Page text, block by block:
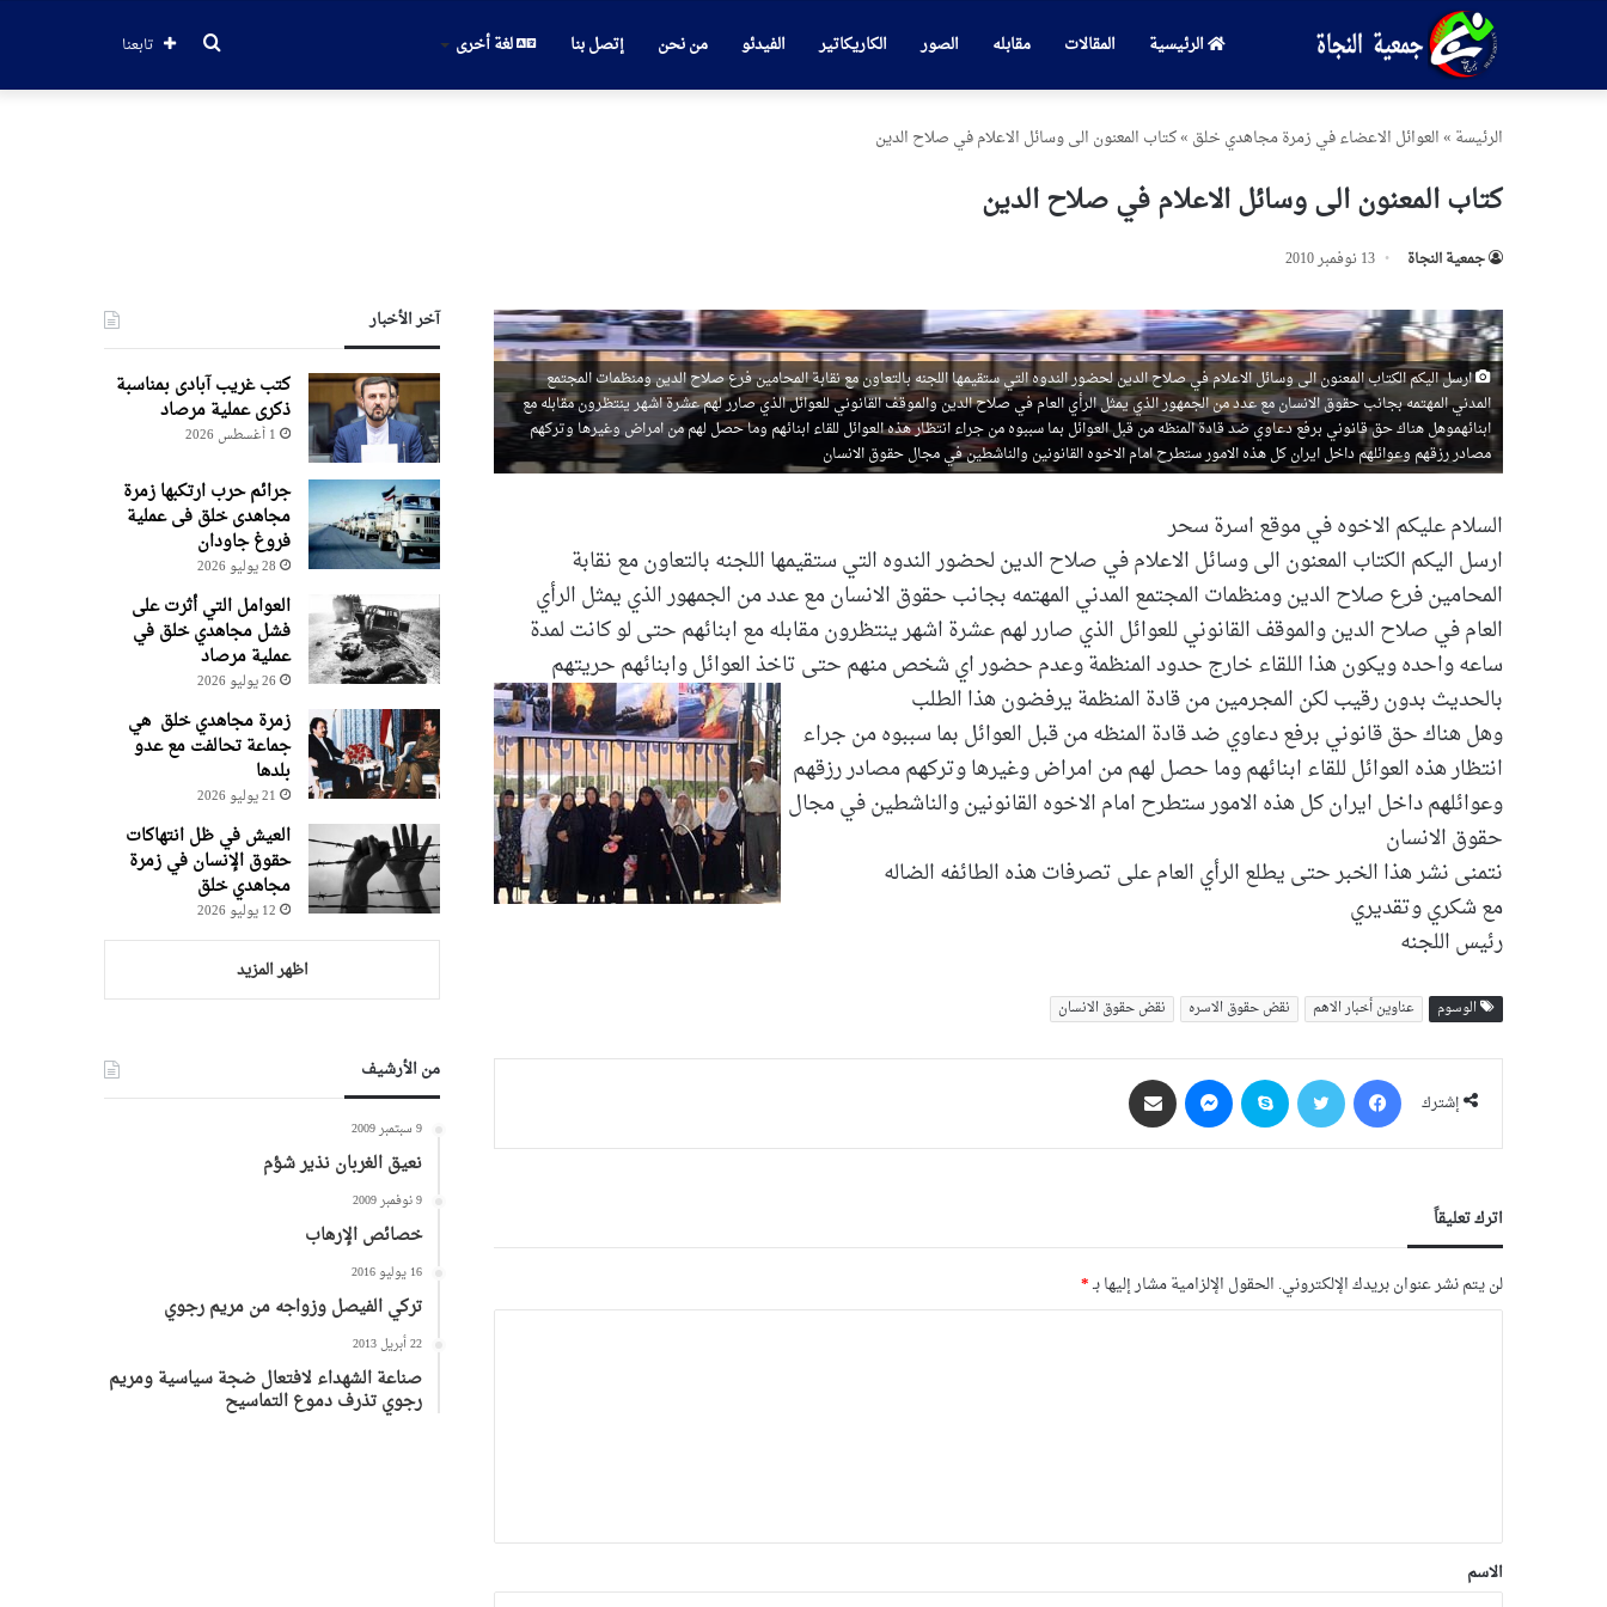
الرئيسية المقالات مقابله الصور الكاريكاتير الفيدئو من نحن إتصل بنا لغة أخرى تابعنا بحث
الرئیسة »العوائل الاعضاء في زمرة مجاهدي خلق »كتاب المعنون الى وسائل الاعلام في صلاح الدين
كتاب المعنون الى وسائل الاعلام في صلاح الدين
جمعیة النجاة 13 نوفمبر 2010
ارسل اليكم الكتاب المعنون الى وسائل الاعلام في صلاح الدين لحضور الندوه التي ستقيمها اللجنه بالتعاون مع نقابة المحامين فرع صلاح الدين ومنظمات المجتمع
المدني المهتمه بجانب حقوق الانسان مع عدد من الجمهور الذي يمثل الرأي العام في صلاح الدين والموقف القانوني للعوائل الذي صارر لهم عشرة اشهر ينتظرون مقابله مع
ابنائهموهل هناك حق قانوني برفع دعاوي ضد قادة المنظه من قبل العوائل بما سببوه من جراء انتظار هذه العوائل للقاء ابنائهم وما حصل لهم من امراض وغيرها وتركهم
مصادر رزقهم وعوائلهم داخل ايران كل هذه الامور ستطرح امام الاخوه القانونين والناشطين في مجال حقوق الانسان
السلام عليكم الاخوه في موقع اسرة سحر
ارسل اليكم الكتاب المعنون الى وسائل الاعلام في صلاح الدين لحضور الندوه التي ستقيمها اللجنه بالتعاون مع نقابة
المحامين فرع صلاح الدين ومنظمات المجتمع المدني المهتمه بجانب حقوق الانسان مع عدد من الجمهور الذي يمثل الرأي
العام في صلاح الدين والموقف القانوني للعوائل الذي صارر لهم عشرة اشهر ينتظرون مقابله مع ابنائهم حتى لو كانت لمدة
ساعه واحده ويكون هذا اللقاء خارج حدود المنظمة وعدم حضور اي شخص منهم حتى تاخذ العوائل وابنائهم حريتهم
بالحديث بدون رقيب لكن المجرمين من قادة المنظمة يرفضون هذا الطلب
وهل هناك حق قانوني برفع دعاوي ضد قادة المنظه من قبل العوائل بما سببوه من جراء
انتظار هذه العوائل للقاء ابنائهم وما حصل لهم من امراض وغيرها وتركهم مصادر رزقهم
وعوائلهم داخل ايران كل هذه الامور ستطرح امام الاخوه القانونين والناشطين في مجال
حقوق الانسان
نتمنى نشر هذا الخبر حتى يطلع الرأي العام على تصرفات هذه الطائفه الضاله
مع شكري وتقديري
رئيس اللجنه
الوسوم عناوین أخبار الاهم نقض حقوق الاسره نقض حقوق الانسان
إشترك
فيسبوك سكايب ماسنجر
اترك تعليقاً
لن يتم نشر عنوان بريدك الإلكتروني. الحقول الإلزامية مشار إليها بـ*
الاسم
آخر الأخبار
کتب غریب آبادی بمناسبة
ذکری عملیة مرصاد
1 أغسطس 2026
جرائم حرب ارتکبها زمرة
مجاهدی خلق فی عملیة
فروغ جاودان
28 يوليو 2026
العوامل التي أثرت على
فشل مجاهدي خلق في
عملية مرصاد
26 يوليو 2026
زمرة مجاهدي خلق هي
جماعة تحالفت مع عدو
بلدها
21 يوليو 2026
العيش في ظل انتهاكات
حقوق الإنسان في زمرة
مجاهدي خلق
12 يوليو 2026
اظهر المزيد
من الأرشيف
9 سبتمبر 2009
نعيق الغربان نذير شؤم
9 نوفمبر 2009
خصائص الإرهاب
16 يوليو 2016
تركي الفيصل وزواجه من مريم رجوي
22 أبريل 2013
صناعة الشهداء لافتعال ضجة سياسية ومريم
رجوي تذرف دموع التماسيح